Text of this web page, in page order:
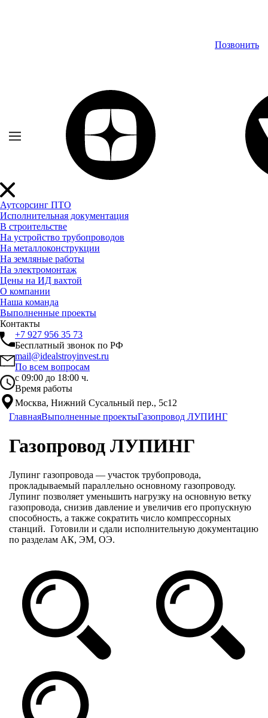
Позвонить
Аутсорсинг ПТО
Исполнительная документация
В строительстве
На устройство трубопроводов
На металлоконструкции
На земляные работы
На электромонтаж
Цены на ИД вахтой
О компании
Наша команда
Выполненные проекты
Контакты
+7 927 956 35 73
Бесплатный звонок по РФ
mail@idealstroyinvest.ru
По всем вопросам
с 09:00 до 18:00 ч.
Время работы
Москва, Нижний Сусальный пер., 5c12
ГлавнаяВыполненные проектыГазопровод ЛУПИНГ
Газопровод ЛУПИНГ
Лупинг газопровода — участок трубопровода,
прокладываемый параллельно основному газопроводу.
Лупинг позволяет уменьшить нагрузку на основную ветку
газопровода, снизив давление и увеличив его пропускную
способность, а также сократить число компрессорных
станций. Готовили и сдали исполнительную документацию
по разделам АК, ЭМ, ОЭ.